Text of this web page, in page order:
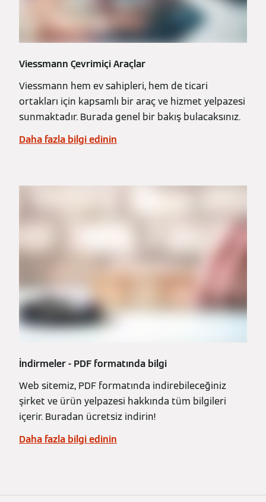
Viessmann Çevrimiçi Araçlar
Viessmann hem ev sahipleri, hem de ticari
ortakları için kapsamlı bir araç ve hizmet yelpazesi
sunmaktadır. Burada genel bir bakış bulacaksınız.
Daha fazla bilgi edinin
İndirmeler - PDF formatında bilgi
Web sitemiz, PDF formatında indirebileceğiniz
şirket ve ürün yelpazesi hakkında tüm bilgileri
içerir. Buradan ücretsiz indirin!
Daha fazla bilgi edinin